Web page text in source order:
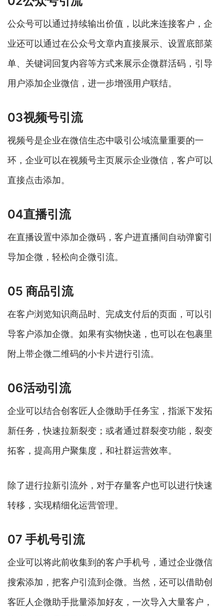
公众号可以通过持续输出价值，以此来连接客户，企
业还可以通过在公众号文章内直接展示、设置底部菜
单、关键词回复内容等方式来展示企微群活码，引导
用户添加企业微信，进一步增强用户联结。
03视频号引流
视频号是企业在微信生态中吸引公域流量重要的一
环，企业可以在视频号主页展示企业微信，客户可以
直接点击添加。
04直播引流
在直播设置中添加企微码，客户进直播间自动弹窗引
导加企微，轻松向企微引流。
05 商品引流
在客户浏览知识商品时、完成支付后的页面，可以引
导客户添加企微。如果有实物快递，也可以在包裹里
附上带企微二维码的小卡片进行引流。
06活动引流
企业可以结合创客匠人企微助手任务宝，指派下发拓
新任务，快速拉新裂变；或者通过群裂变功能，裂变
拓客，提高用户聚集度，和社群运营效率。
除了进行拉新引流外，对于存量客户也可以进行快速
转移，实现精细化运营管理。
07 手机号引流
企业可以将此前收集到的客户手机号，通过企业微信
搜索添加，把客户引流到企微。当然，还可以借助创
客匠人企微助手批量添加好友，一次导入大量客户，